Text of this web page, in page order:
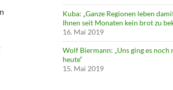
Kuba: „Ganze Regionen leben
Ihnen seit Monaten kein brot zu
16. Mai 2019
Wolf Biermann: „Uns ging es noch
heute“
15. Mai 2019